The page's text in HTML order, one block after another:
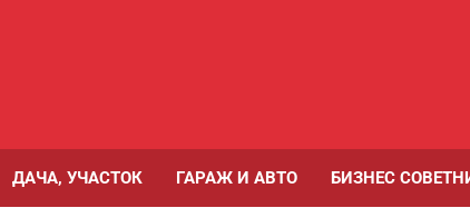
ДАЧА, УЧАСТОК ГАРАЖ И АВТО БИЗНЕС